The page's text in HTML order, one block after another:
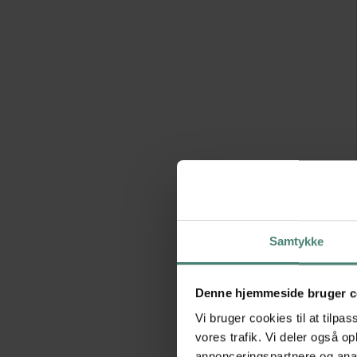
Samtykke
Denne hjemmeside bruger
Vi bruger cookies til at
vores trafik. Vi deler også